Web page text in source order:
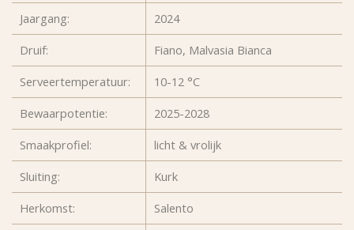
Jaargang:
2024
Druif:
Fiano, Malvasia Bianca
Serveertemperatuur:
10-12 °C
Bewaarpotentie:
2025-2028
Smaakprofiel:
licht & vrolijk
Sluiting:
Kurk
Herkomst:
Salento